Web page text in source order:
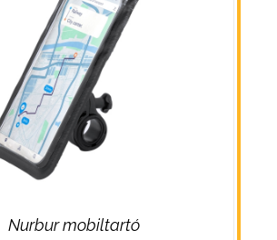
Nurbur mobiltartó